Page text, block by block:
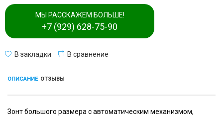
МЫ РАССКАЖЕМ БОЛЬШЕ!
+7 (929) 628-75-90
В закладки В сравнение
ОПИСАНИЕ ОТЗЫВЫ
Зонт большого размера с автоматическим механизмом,